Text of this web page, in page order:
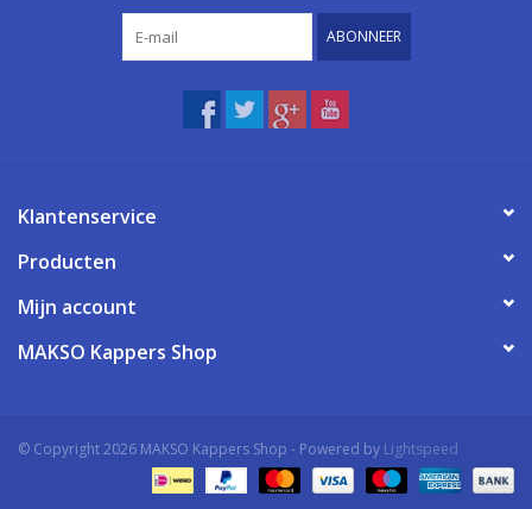
ABONNEER
Klantenservice
Producten
Mijn account
MAKSO Kappers Shop
© Copyright 2026 MAKSO Kappers Shop - Powered by Lightspeed